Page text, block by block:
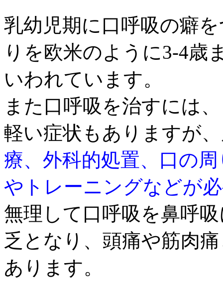
乳幼児期に口呼吸の癖
りを欧米のように3-4歳
いわれています。
また口呼吸を治すには
軽い症状もありますが
療、外科的処置、口の
やトレーニングなどが
無理して口呼吸を鼻呼
乏となり、頭痛や筋肉
あります。